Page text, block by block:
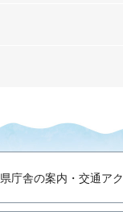
県庁舎の案内・交通ア